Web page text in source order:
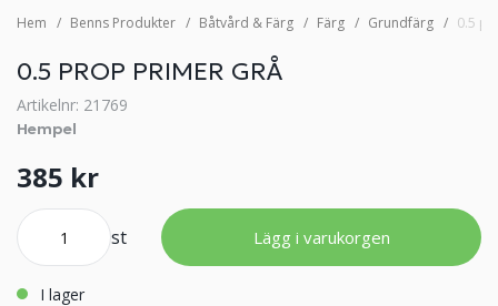
Hem Benns Produkter Båtvård & Färg Färg Grundfärg 0.5
0.5 PROP PRIMER GRÅ
Artikelnr: 21769
Hempel
385 kr
st Lägg i varukorgen
i lager